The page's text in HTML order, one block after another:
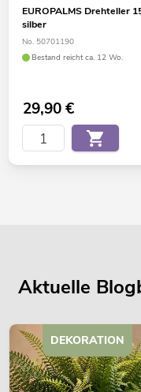
EUROPALMS Drehteller
silber
No. 50701190
Bestand reicht ca. 12 Wo.
29,90€
Aktuelle
DEKORATION